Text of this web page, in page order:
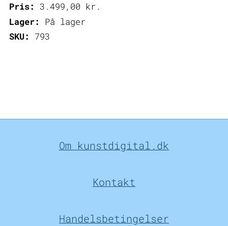
Pris:
3.499,00 kr.
Lager:
På lager
SKU:
793
Om kunstdigital.dk
Kontakt
Handelsbetingelser